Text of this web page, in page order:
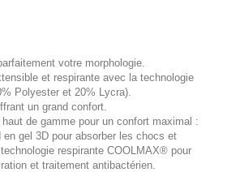
votre morphologie.
et respirante avec la technologie
Polyester et 20% Lycra).
un grand confort.
de gamme pour un confort maximal :
en gel 3D pour absorber les chocs et
respirante COOLMAX® pour
et traitement antibactérien.